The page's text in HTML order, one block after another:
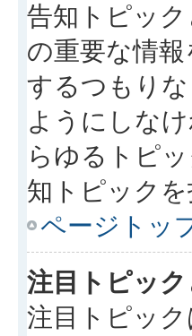
告知トピッ
の重要な情
するつもり
ようにしな
らゆるトピ
知トピック
ページトッ
注目トピック
注目トピッ